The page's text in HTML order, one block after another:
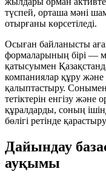
түспей, орташа мәні
отырғаны көрсетіледі.
Осыған байланысты
формаларының бірі —
қатысуымен
компаниялар құру
қалыптастыру.
тетіктерін енгізу
құралдарды, соның
бөлігі ретінде
Дайындау
ауқымы